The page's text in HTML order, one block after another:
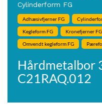
Cylinderform FG
Adhæsivfjerner FG
Kegleform FG Kronefjerner FG
Omvendt kegleform FG
Hårdmetalbor
C21RAQ.012